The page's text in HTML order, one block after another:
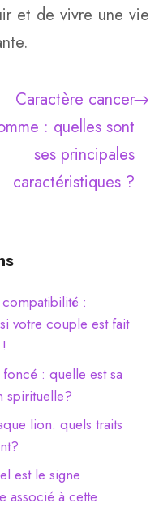
et de vivre une vie
Caractère cancer
: quelles sont
ses principales
caractéristiques ?
:
votre couple est fait
: quelle est sa
spirituelle?
lion: quels traits
est le signe
associé à cette